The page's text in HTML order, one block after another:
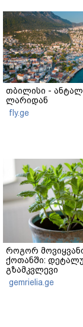
თბილისი -
ლარიდან
fly.ge
როგორ
ქოთანში:
გზამკვლევი
gemrielia.ge